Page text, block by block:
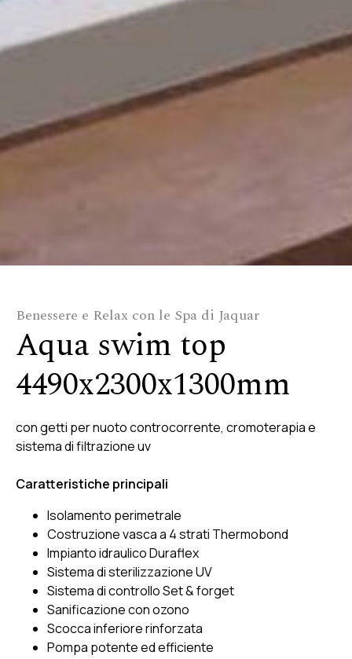
Benessere e Relax con le Spa di Jaquar
Aqua swim top
4490x2300x1300mm
con getti per nuoto controcorrente, cromoterapia e
sistema di filtrazione uv
Caratteristiche principali
Isolamento perimetrale
Costruzione vasca a 4 strati Thermobond
Impianto idraulico Duraflex
Sistema di sterilizzazione UV
Sistema di controllo Set & forget
Sanificazione con ozono
Scocca inferiore rinforzata
Pompa potente ed efficiente